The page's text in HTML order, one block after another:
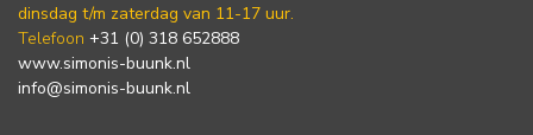
dinsdag t/m zaterdag van 11-17 uur.
Telefoon +31 (0) 318 652888
www.simonis-buunk.nl
info@simonis-buunk.nl